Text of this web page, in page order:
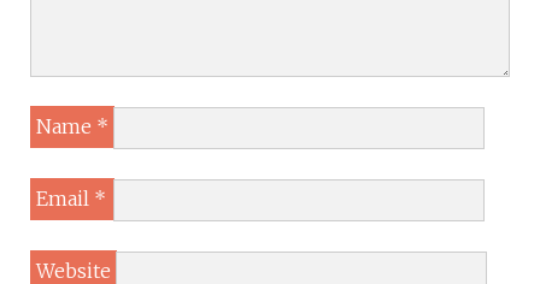
Name *
Email *
Website